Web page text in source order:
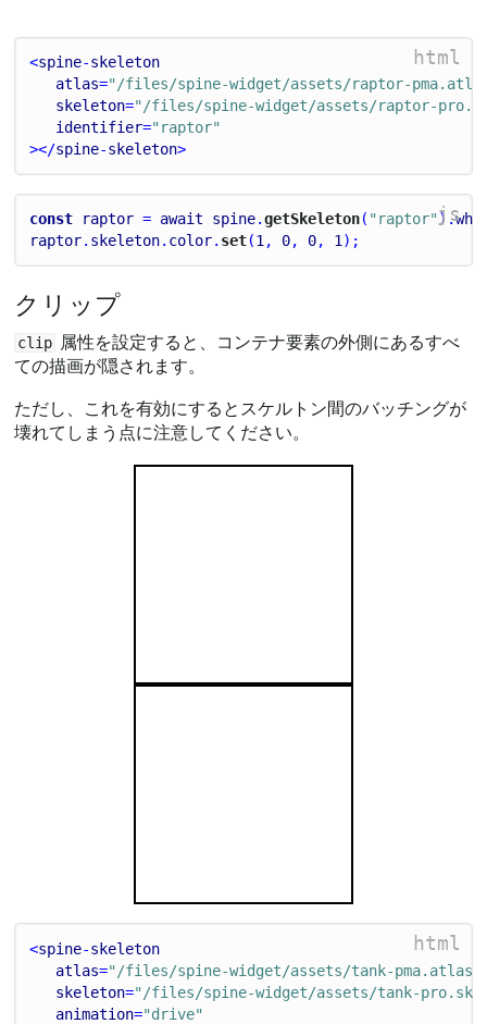
html
<spine-skeleton
atlas="/files/spine-widget/assets/raptor-
skeleton="/files/spine-widget/assets/raptor-
identifier="raptor"
></spine-skeleton>
js
const raptor = await spine.getSkeleton( "raptor").
raptor. skeleton. color. set(1, 0, 0, 1);
クリップ
clip 属性を設定すると、コンテナ要素の外側にあるすべ
ての描画が隠されます。
ただし、これを有効にするとスケルトン間のバッチングが
壊れてしまう点に注意してください。
html
<spine-skeleton
atlas="/files/spine-widget/assets/tank-pma.atlas"
skeleton="/files/spine-widget/assets/tank-
animation="drive"